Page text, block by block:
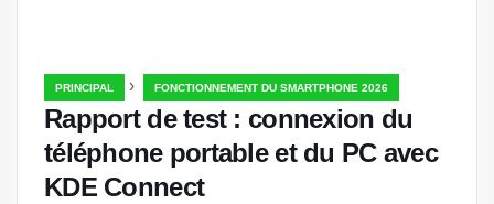
PRINCIPAL › FONCTIONNEMENT DU SMARTPHONE 2026
Rapport de test : connexion du
téléphone portable et du PC avec
KDE Connect